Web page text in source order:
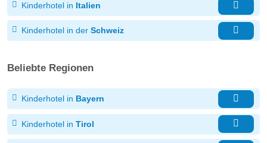
Kinderhotel in Italien
Kinderhotel in der Schweiz
Beliebte Regionen
Kinderhotel in Bayern
Kinderhotel in Tirol